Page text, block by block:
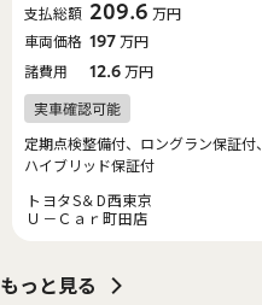
支払総額 209.6 万円
車両価格 197万円
諸費用
12.6万円
定期点検整備付、ロングラン保証付、
ハイブリッド保証付
トヨタS＆D西東京
Ｕ－Ｃａｒ町田店
もっと見る